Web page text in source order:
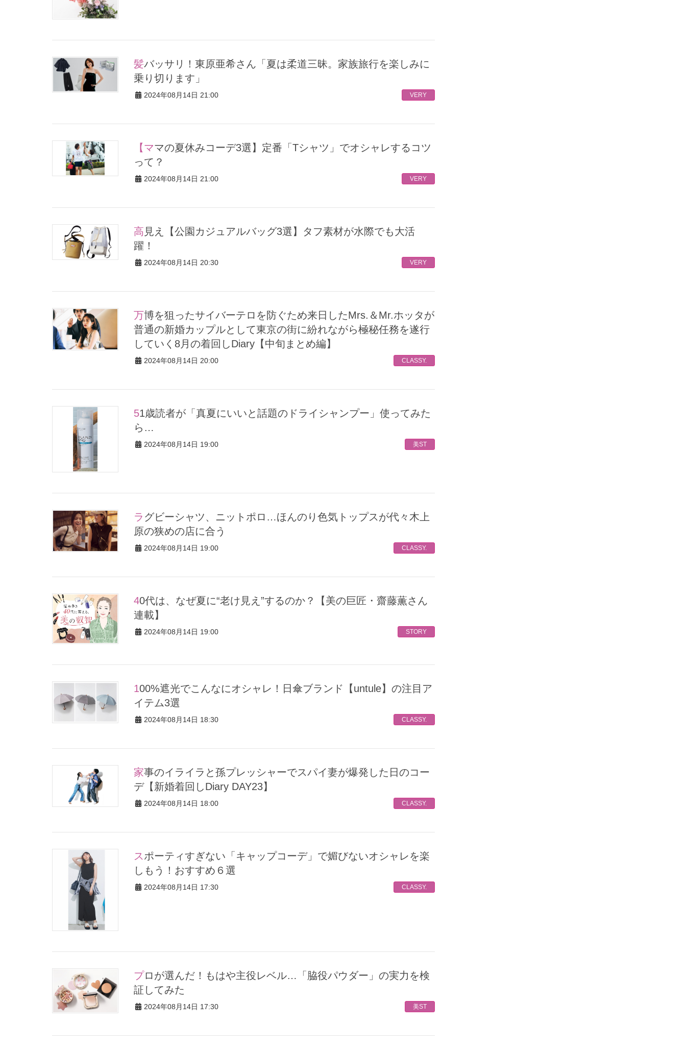
髪バッサリ！東原亜希さん「夏は柔道三昧。家族旅行を楽しみに
乗り切ります」
2024年08月14日 21:00 VERY
【ママの夏休みコーデ3選】定番「Tシャツ」でオシャレするコツ
って？
2024年08月14日 21:00 VERY
高見え【公園カジュアルバッグ3選】タフ素材が水際でも大活
躍！
2024年08月14日 20:30 VERY
万博を狙ったサイバーテロを防ぐため来日したMrs.＆Mr.ホッタが
普通の新婚カップルとして東京の街に紛れながら極秘任務を遂行
していく8月の着回しDiary【中旬まとめ編】
2024年08月14日 20:00 CLASSY.
51歳読者が「真夏にいいと話題のドライシャンプー」使ってみた
ら…
2024年08月14日 19:00 美ST
ラグビーシャツ、ニットポロ…ほんのり色気トップスが代々木上
原の狭めの店に合う
2024年08月14日 19:00 CLASSY.
40代は、なぜ夏に“老け見え”するのか？【美の巨匠・齋藤薫さん
連載】
2024年08月14日 19:00 STORY
100%遮光でこんなにオシャレ！日傘ブランド【untule】の注目ア
イテム3選
2024年08月14日 18:30 CLASSY.
家事のイライラと孫プレッシャーでスパイ妻が爆発した日のコー
デ【新婚着回しDiary DAY23】
2024年08月14日 18:00 CLASSY.
スポーティすぎない「キャップコーデ」で媚びないオシャレを楽
しもう！おすすめ６選
2024年08月14日 17:30 CLASSY.
プロが選んだ！もはや主役レベル…「脇役パウダー」の実力を検
証してみた
2024年08月14日 17:30 美ST